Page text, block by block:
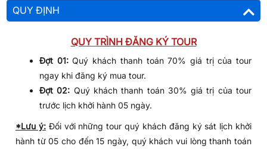
Làng dân tộc Châu Mạ
kiến trúc của những người dân tộc thiểu số vùng núi
Lâm Đồng.
Đoàn dùng cơm trưa tại nhà hàng địa phương và khởi
hành đến với thành phố Đà Lạt.
Chiều:ĐếnThành phố Đà Lạt, Quý khách tham quan một số
điểm nổi bật như:
Nhà thờ Con Gà:một trong những công trình kiến trúc
cổ xưa nhất do người Pháp để lại.
+Vé máy bay khứ hồi
chặng Hà Nội - Đà Lạt - Hà Nội
(bao gồm 12kg hành lý xách tay + 23kg ký gửi/ hành
+ Xe ô tô đời mới có máy lạnh đưa đón quý khách tại
sân bay Nội Bài.
+ Xe ô tô đời mới có máy lạnh phục vụ riêng cho đoàn
tham quan.
+ HDV đón tiễn và thực hiện thủ tục cho đoàn tại sân
bay Nội Bài - Hà Nội.
QUY ĐỊNH
QUY TRÌNH ĐĂNG KÝ TOUR
Đợt 01:Quý khách thanh toán 70% giá trị của tour
ngay khi đăng ký mua tour.​​
Đợt 02: Quý khách thanh toán 30% giá trị của tour
trước lịch khởi hành 05 ngày.
*Lưu ý:Đối với những tour quý khách đăng ký sát lịch khởi
hành từ 05 cho đến 15 ngày, quý khách vui lòng thanh toán